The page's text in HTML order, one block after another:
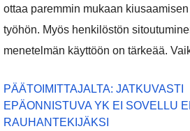
ottaa paremmin mukaan
työhön. Myös henkilöstön
menetelmän käyttöön on tärkeää.
PÄÄTOIMITTAJALTA: JATKUVASTI
EPÄONNISTUVA YK EI SOVELLU
RAUHANTEKIJÄKSI